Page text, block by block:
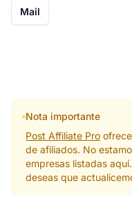
Mail
Nota importante
Post Affiliate Pro
de afiliados. No
empresas listadas
deseas que